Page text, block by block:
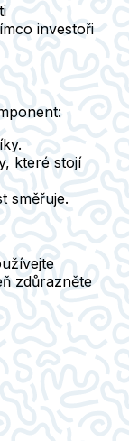
investoři
které stojí
směřuje.
zdůrazněte